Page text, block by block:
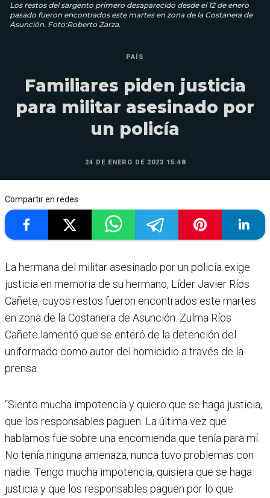
Los restos del sargento primero desaparecido desde el 12 de enero
pasado fueron encontrados este martes en zona de la Costanera de
Asunción. Foto:Roberto Zarza.
PAÍS
Familiares piden justicia
para militar asesinado por
un policía
24 DE ENERO DE 2023 15:48
Compartir en redes
La hermana del militar asesinado por un policía exige
justicia en memoria de su hermano, Líder Javier Ríos
Cañete, cuyos restos fueron encontrados este martes
en zona de la Costanera de Asunción. Zulma Ríos
Cañete lamentó que se enteró de la detención del
uniformado como autor del homicidio a través de la
prensa.
“Siento mucha impotencia y quiero que se haga justicia,
que los responsables paguen. La última vez que
hablamos fue sobre una encomienda que tenía para mí.
No tenía ninguna amenaza, nunca tuvo problemas con
nadie. Tengo mucha impotencia, quisiera que se haga
justicia y que los responsables paguen por lo que